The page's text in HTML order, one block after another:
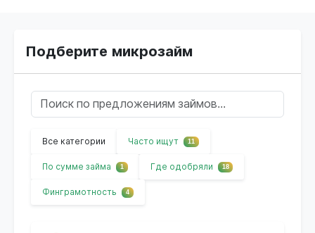
Подберите микрозайм
Все категории Часто ищут 11
По сумме займа 1 Где одобряли 18
Финграмотность 4